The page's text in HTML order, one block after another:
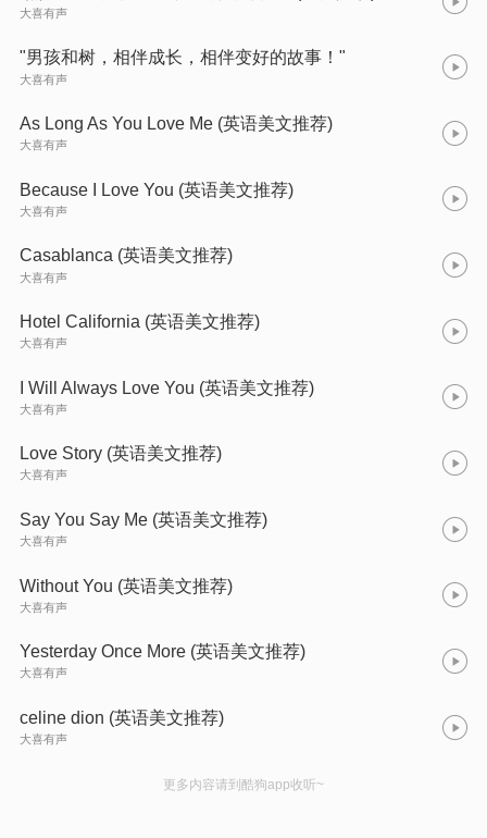
大喜有声
"男孩和树，相伴成长，相伴变好的故事！"
大喜有声
As Long As You Love Me (英语美文推荐)
大喜有声
Because I Love You (英语美文推荐)
大喜有声
Casablanca (英语美文推荐)
大喜有声
Hotel California (英语美文推荐)
大喜有声
I Will Always Love You (英语美文推荐)
大喜有声
Love Story (英语美文推荐)
大喜有声
Say You Say Me (英语美文推荐)
大喜有声
Without You (英语美文推荐)
大喜有声
Yesterday Once More (英语美文推荐)
大喜有声
celine dion (英语美文推荐)
大喜有声
更多内容请到酷狗app收听~